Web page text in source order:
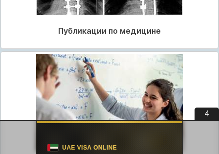
Публикации по медицине
3